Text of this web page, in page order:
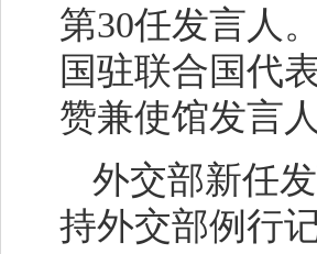
第30任发言人
国驻联合国代
赞兼使馆发言人
外交部新任
持外交部例行